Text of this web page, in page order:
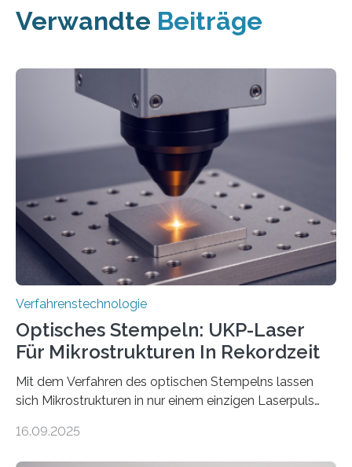
Verwandte Beiträge
Verfahrenstechnologie
Optisches Stempeln: UKP-Laser
Für Mikrostrukturen In Rekordzeit
Mit dem Verfahren des optischen Stempelns lassen
sich Mikrostrukturen in nur einem einzigen Laserpuls
zeitaufwändiges Abscannen der Fläche. Am Fraunhofer
16.09.2025